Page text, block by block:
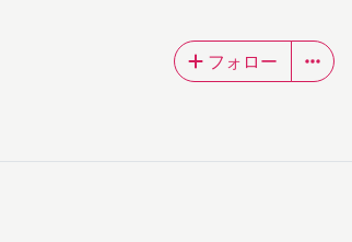
フォロー